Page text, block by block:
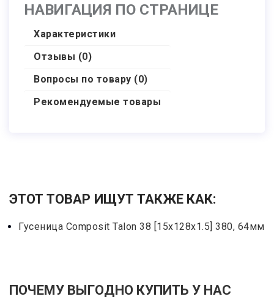
НАВИГАЦИЯ ПО СТРАНИЦЕ
Характеристики
Отзывы (0)
Вопросы по товару (0)
Рекомендуемые товары
ЭТОТ ТОВАР ИЩУТ ТАКЖЕ КАК:
Гусеница Сomposit Talon 38 [15x128x1.5] 380, 64мм
ПОЧЕМУ ВЫГОДНО КУПИТЬ У НАС